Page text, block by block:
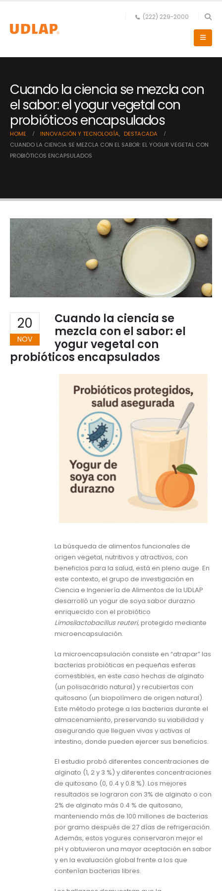
(222) 229-2000
Cuando la ciencia se mezcla con
el sabor: el yogur vegetal con
probióticos encapsulados
HOME INNOVACIÓN Y TECNOLOGÍA, DESTACADA
CUANDO LA CIENCIA SE MEZCLA CON EL SABOR: EL YOGUR VEGETAL CON
PROBIÓTICOS ENCAPSULADOS
20
NOV
Cuando la ciencia se
mezcla con el sabor: el
yogur vegetal con
probióticos encapsulados
La búsqueda de alimentos funcionales de
origen vegetal, nutritivos y atractivos, con
beneficios para la salud, está en pleno auge. En
este contexto, el grupo de investigación en
Ciencia e Ingeniería de Alimentos de la UDLAP
desarrolló un yogur de soya sabor durazno
enriquecido con el probiótico
Limosilactobacillus reuteri, protegido mediante
microencapsulación.
La microencapsulación consiste en “atrapar” las
bacterias probióticas en pequeñas esferas
comestibles, en este caso hechas de alginato
(un polisacárido natural) y recubiertas con
quitosano (un biopolímero de origen natural).
Este método protege a las bacterias durante el
almacenamiento, preservando su viabilidad y
asegurando que lleguen vivas y activas al
intestino, donde pueden ejercer sus beneficios.
El estudio probó diferentes concentraciones de
alginato (1, 2 y 3 %) y diferentes concentraciones
de quitosano (0, 0.4 y 0.8 %). Los mejores
resultados se lograron con 3% de alginato o con
2% de alginato más 0.4 % de quitosano,
manteniendo más de 100 millones de bacterias
por gramo después de 27 días de refrigeración.
Además, estos yogures conservaron mejor el
pH y obtuvieron una mayor aceptación en sabor
y en la evaluación global frente a los que
contenían bacterias libres.